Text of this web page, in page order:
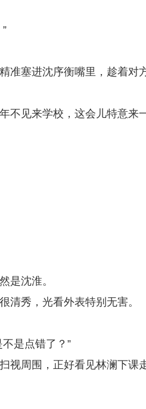
准塞进沈序衡嘴里，趁着对
不见来学校，这会儿特意来
是沈淮。
清秀，光看外表特别无害。
是点错了？”
视周围，正好看见林澜下课